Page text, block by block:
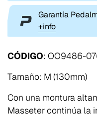
Garantía
+info
CÓDIGO: OO9486-
Tamaño: M (130mm)
Con una montura
Masseter continúa la